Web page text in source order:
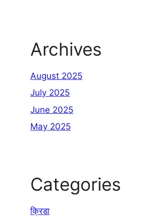
Archives
August 2025
July 2025
June 2025
May 2025
Categories
क्रिडा